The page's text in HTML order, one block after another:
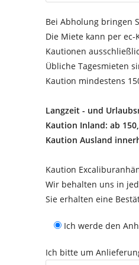
Bei Abholung bringen
Die Miete kann per
Kautionen
Übliche Tagesmieten
Kaution mindestens
Langzeit - und
Kaution Inland: ab
Kaution Ausland
Kaution
Wir behalten uns in
Sie erhalten eine
Ich werde den
Ich bitte um